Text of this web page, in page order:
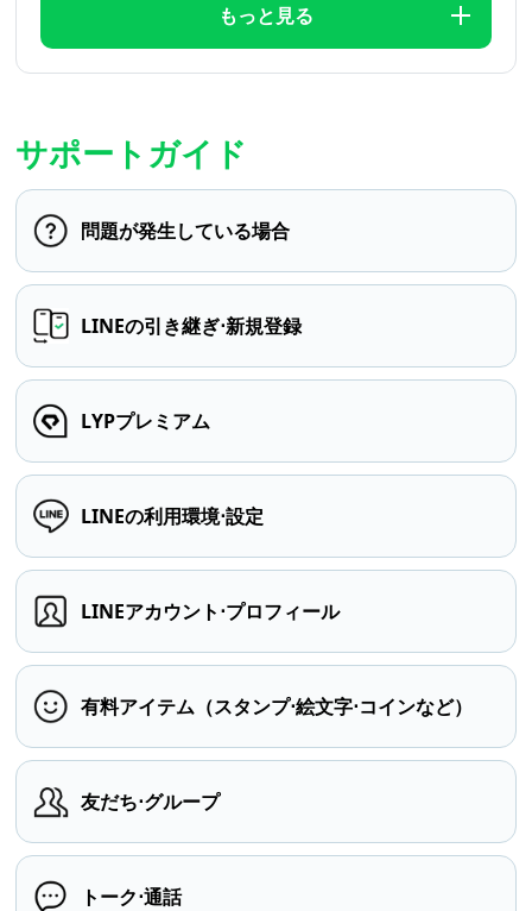
もっと見る
サポートガイド
問題が発生している場合
LINEの引き継ぎ⋅新規登録
LYPプレミアム
LINEの利用環境⋅設定
LINEアカウント⋅プロフィール
有料アイテム（スタンプ⋅絵文字⋅コインなど）
友だち⋅グループ
トーク⋅通話